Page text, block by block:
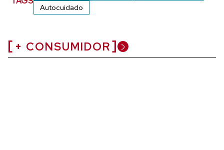
Autocuidado
+ CONSUMIDOR